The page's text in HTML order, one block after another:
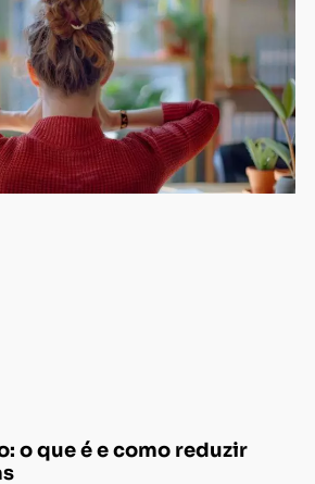
o que é e como reduzir